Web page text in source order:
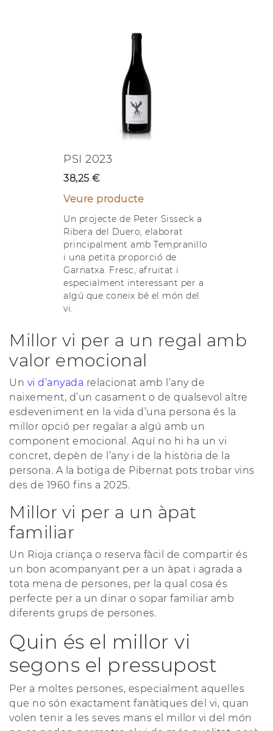
PSI 2023
38,25 €
Veure producte
Un projecte de Peter Sisseck a
Ribera del Duero, elaborat
principalment amb Tempranillo
i una petita proporció de
Garnatxa. Fresc, afruitat i
especialment interessant per a
algú que coneix bé el món del
vi.
Millor vi per a un regal amb
valor emocional
Un vi d’anyada relacionat amb l’any de
naixement, d’un casament o de qualsevol altre
esdeveniment en la vida d’una persona és la
millor opció per regalar a algú amb un
component emocional. Aquí no hi ha un vi
concret, depèn de l’any i de la història de la
persona. A la botiga de Pibernat pots trobar vins
des de 1960 fins a 2025.
Millor vi per a un àpat
familiar
Un Rioja criança o reserva fàcil de compartir és
un bon acompanyant per a un àpat i agrada a
tota mena de persones, per la qual cosa és
perfecte per a un dinar o sopar familiar amb
diferents grups de persones.
Quin és el millor vi
segons el pressupost
Per a moltes persones, especialment aquelles
que no són exactament fanàtiques del vi, quan
volen tenir a les seves mans el millor vi del món